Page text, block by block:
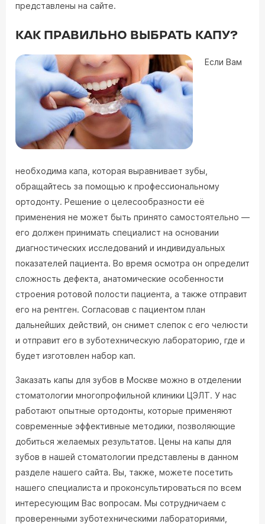
представлены на сайте.
КАК ПРАВИЛЬНО ВЫБРАТЬ КАПУ?
Если Вам
необходима капа, которая выравнивает зубы,
обращайтесь за помощью к профессиональному
ортодонту. Решение о целесообразности её
применения не может быть принято самостоятельно —
его должен принимать специалист на основании
диагностических исследований и индивидуальных
показателей пациента. Во время осмотра он определит
сложность дефекта, анатомические особенности
строения ротовой полости пациента, а также отправит
его на рентген. Согласовав с пациентом план
дальнейших действий, он снимет слепок с его челюсти
и отправит его в зуботехническую лабораторию, где и
будет изготовлен набор кап.
Заказать капы для зубов в Москве можно в отделении
стоматологии многопрофильной клиники ЦЭЛТ. У нас
работают опытные ортодонты, которые применяют
современные эффективные методики, позволяющие
добиться желаемых результатов. Цены на капы для
зубов в нашей стоматологии представлены в данном
разделе нашего сайта. Вы, также, можете посетить
нашего специалиста и проконсультироваться по всем
интересующим Вас вопросам. Мы сотрудничаем с
проверенными зуботехническими лабораториями,